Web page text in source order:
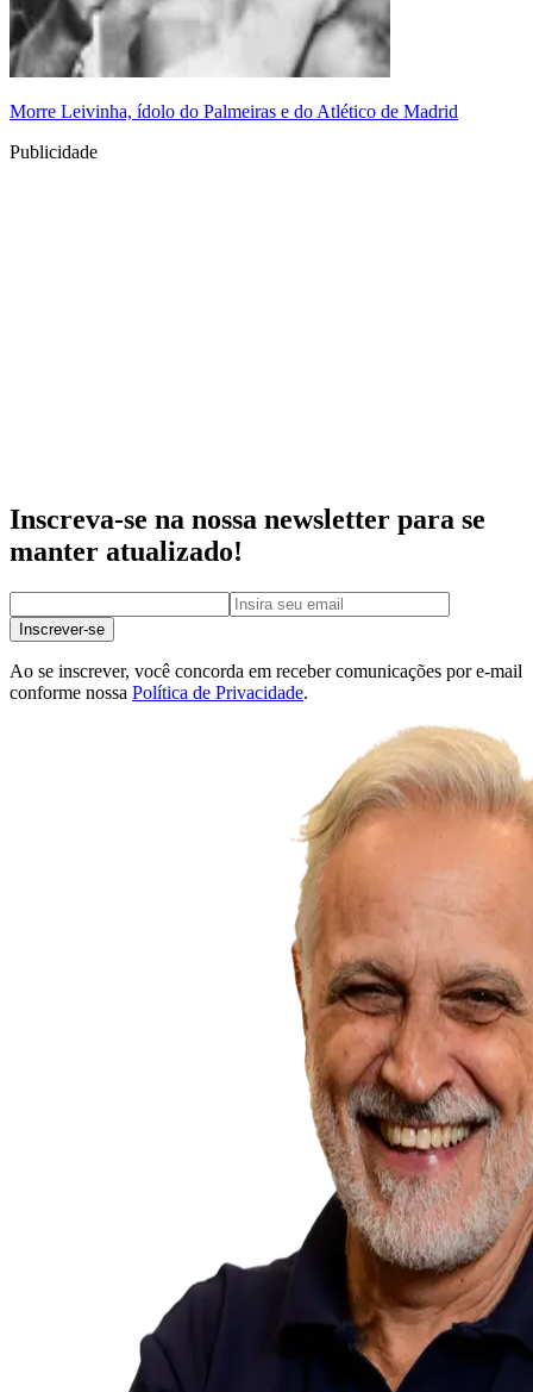
Morre Leivinha, ídolo do Palmeiras e do Atlético de Madrid
Publicidade
Inscreva-se na nossa newsletter para se
manter atualizado!
Inscrever-se
Ao se inscrever, você concorda em receber comunicações por e-mail
conforme nossa Política de Privacidade.